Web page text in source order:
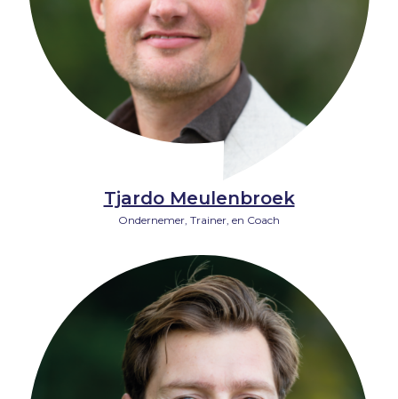
Tjardo Meulenbroek
Ondernemer, Trainer, en Coach